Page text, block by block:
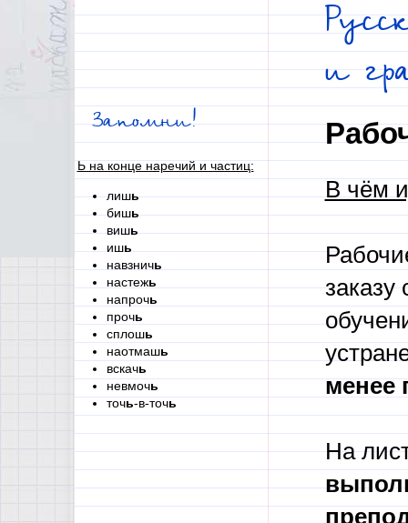
Запомни!
Ь на конце наречий и частиц:
лишь
бишь
вишь
ишь
навзничь
настежь
напрочь
прочь
сплошь
наотмашь
вскачь
невмочь
точь-в-точь
и
В чём
заказу
менее
На